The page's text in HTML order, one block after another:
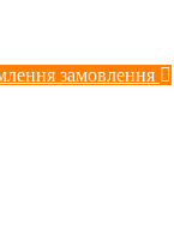
замовлення